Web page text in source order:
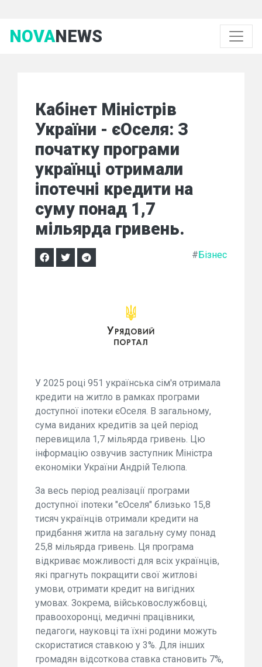
NOVANEWS
Кабінет Міністрів
України - єОселя: З
початку програми
українці отримали
іпотечні кредити на
суму понад 1,7
мільярда гривень.
#Бізнес
У 2025 році 951 українська сім'я отримала
кредити на житло в рамках програми
доступної іпотеки єОселя. В загальному,
сума виданих кредитів за цей період
перевищила 1,7 мільярда гривень. Цю
інформацію озвучив заступник Міністра
економіки України Андрій Телюпа.
За весь період реалізації програми
доступної іпотеки "єОселя" близько 15,8
тисяч українців отримали кредити на
придбання житла на загальну суму понад
25,8 мільярда гривень. Ця програма
відкриває можливості для всіх українців,
які прагнуть покращити свої житлові
умови, отримати кредит на вигідних
умовах. Зокрема, військовослужбовці,
правоохоронці, медичні працівники,
педагоги, науковці та їхні родини можуть
скористатися ставкою у 3%. Для інших
громадян відсоткова ставка становить 7%,